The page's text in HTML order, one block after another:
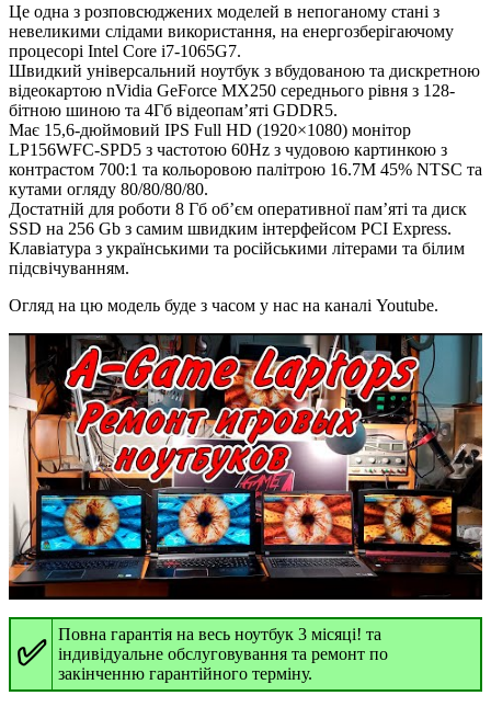
Це одна з розповсюджених моделей в непоганому стані з
невеликими слідами використання, на енергозберігаючому
процесорі Intel Core i7-1065G7.
Швидкий універсальний ноутбук з вбудованою та дискретною
відеокартою nVidia GeForce MX250 середнього рівня з 128-
бітною шиною та 4Гб відеопам’яті GDDR5.
Має 15,6-дюймовий IPS Full HD (1920×1080) монітор
LP156WFC-SPD5 з частотою 60Hz з чудовою картинкою з
контрастом 700:1 та кольоровою палітрою 16.7M 45% NTSC та
кутами огляду 80/80/80/80.
Достатній для роботи 8 Гб об’єм оперативної пам’яті та диск
SSD на 256 Gb з самим швидким інтерфейсом PCI Express.
Клавіатура з українськими та російськими літерами та білим
підсвічуванням.
Огляд на цю модель буде з часом у нас на каналі Youtube.
✅
Повна гарантія на весь ноутбук 3 місяці! та
індивідуальне обслуговування та ремонт по
закінченню гарантійного терміну.